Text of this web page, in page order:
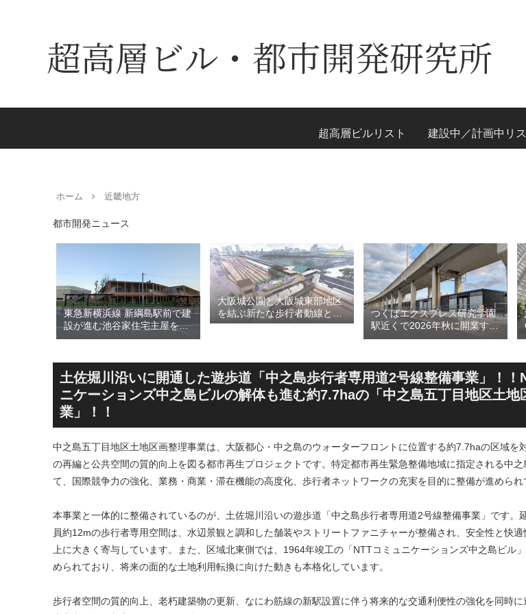
超高層ビル・都市開発研究所
超高層ビルリスト 建設中／計画中リ
ホーム 近畿地方
都市開発ニュース
東急新横浜線 新綱島駅前で建
設が進む池谷家住宅主屋を活
用した「新綱島MICCA」！！
による新たな駅前拠点が2026
年秋誕生へ！！
大阪城公園と大阪城東部地区
を結ぶ新たな歩行者動線とな
る「大阪城公園接続デッ
表！！
つくばエクスプレス研究学園
駅近くで2026年秋に開業する
高架下商業施設「寿横
跡地の開発計画や商業ビル建
設進行などにより駅前商業地
が形成へ！！
土佐堀川沿いに開通した遊歩道「中之島歩行者専用道2号線整備事業」！！
ニケーションズ中之島ビルの解体も進む約7.7haの「中之島五丁目地区土地
業」！！
中之島五丁目地区土地区画整理事業は、大阪都心・中之島のウォーターフロントに位置する約7.7haの区域を
の再編と公共空間の質的向上を図る都市再生プロジェクトです。特定都市再生緊急整備地域に指定される中之
て、国際競争力の強化、業務・商業・滞在機能の高度化、歩行者ネットワークの充実を目的に整備が進められ
本事業と一体的に整備されているのが、土佐堀川沿いの遊歩道「中之島歩行者専用道2号線整備事業」です。
員約12mの歩行者専用空間は、水辺景観と調和した舗装やストリートファニチャーが整備され、安全性と快適
上に大きく寄与しています。また、区域北東側では、1964年竣工の「NTTコミュニケーションズ中之島ビル
められており、将来の面的な土地利用転換に向けた動きも本格化しています。
歩行者空間の質的向上、老朽建築物の更新、なにわ筋線の新駅設置に伴う将来的な交通利便性の強化を同時に